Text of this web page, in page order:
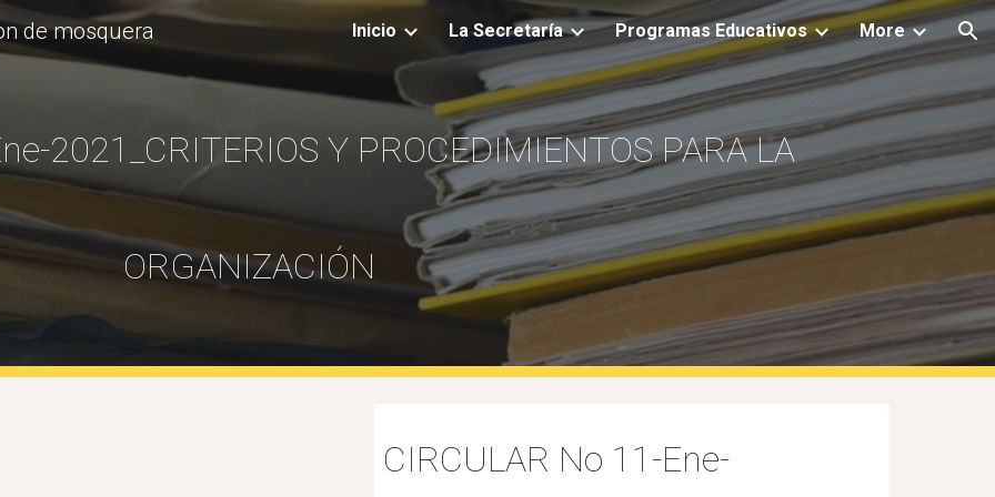
to main content Skip to navigation
de mosquera Inicio La Secretaría Programas Educativos More
2021_CRITERIOS Y PROCEDIMIENTOS PARA LA
ORGANIZACIÓN
CIRCULAR No 11-Ene-